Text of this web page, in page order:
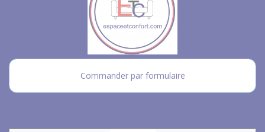
Commander par formulaire